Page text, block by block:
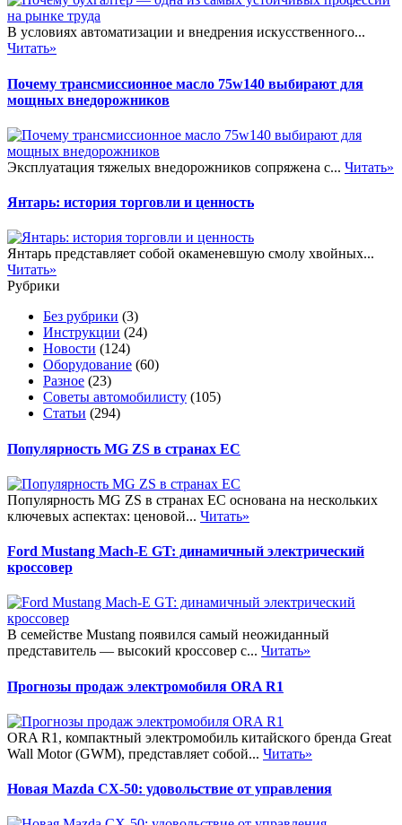
В условиях автоматизации и внедрения искусственного...
Читать»
Почему трансмиссионное масло 75w140 выбирают для
мощных внедорожников
Эксплуатация тяжелых внедорожников сопряжена с... Читать»
Янтарь: история торговли и ценность
Янтарь представляет собой окаменевшую смолу хвойных...
Читать»
Рубрики
Без рубрики (3)
Инструкции (24)
Новости (124)
Оборудование (60)
Разное (23)
Советы автомобилисту (105)
Статьи (294)
Популярность MG ZS в странах ЕС
Популярность MG ZS в странах ЕС основана на нескольких
ключевых аспектах: ценовой... Читать»
Ford Mustang Mach-E GT: динамичный электрический
кроссовер
В семействе Mustang появился самый неожиданный
представитель — высокий кроссовер с... Читать»
Прогнозы продаж электромобиля ORA R1
ORA R1, компактный электромобиль китайского бренда Great
Wall Motor (GWM), представляет собой... Читать»
Новая Mazda CX-50: удовольствие от управления